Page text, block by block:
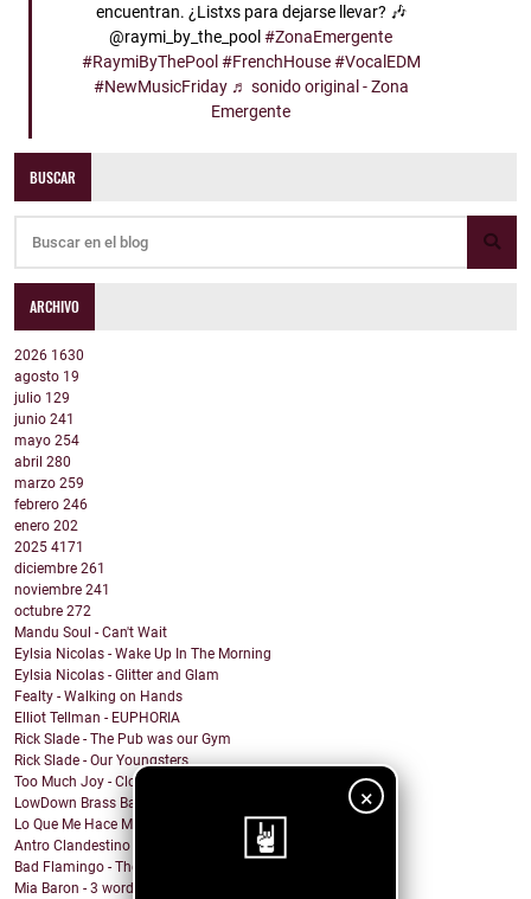
×
encuentran. ¿Listxs para dejarse llevar? 🎶
@raymi_by_the_pool#ZonaEmergente
#RaymiByThePool #FrenchHouse #VocalEDM
#NewMusicFriday ♬ sonido original - Zona
Emergente
BUSCAR
ARCHIVO
2026 1630
agosto 19
julio 129
junio 241
mayo 254
abril 280
marzo 259
febrero 246
enero 202
2025 4171
diciembre 261
noviembre 241
octubre 272
Mandu Soul - Can't Wait
Eylsia Nicolas - Wake Up In The Morning
Eylsia Nicolas - Glitter and Glam
Fealty - Walking on Hands
Elliot Tellman - EUPHORIA
Rick Slade - The Pub was our Gym
Rick Slade - Our Youngsters
Too Much Joy - Clowns (but Ska)
LowDown Brass Band - Echoes of a Photo
Lo Que Me Hace Mal - Matanza
Antro Clandestino - Playa y Sol
Bad Flamingo - The Fruit
Mia Baron - 3 words